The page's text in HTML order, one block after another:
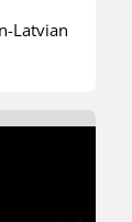
Latvian